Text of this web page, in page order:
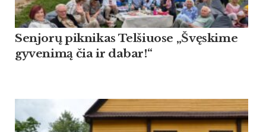
Sen­jorų pik­ni­kas Tel­šiuo­se „Švęski­me
gy­ve­nimą čia ir da­bar!“